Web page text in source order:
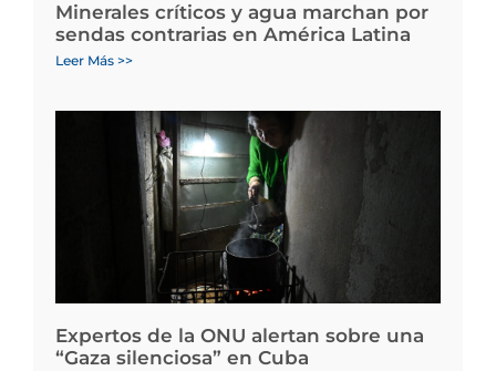
Minerales críticos y agua marchan por
sendas contrarias en América Latina
Leer Más >>
Expertos de la ONU alertan sobre una
“Gaza silenciosa” en Cuba